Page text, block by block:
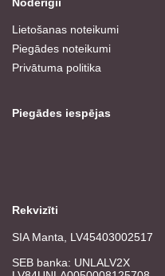
Lietošanas noteikumi
Piegādes noteikumi
Privātuma politika
Piegādes iespējas
Rekvizīti
SIA Manta, LV45403002517
SEB banka: UNLALV2X